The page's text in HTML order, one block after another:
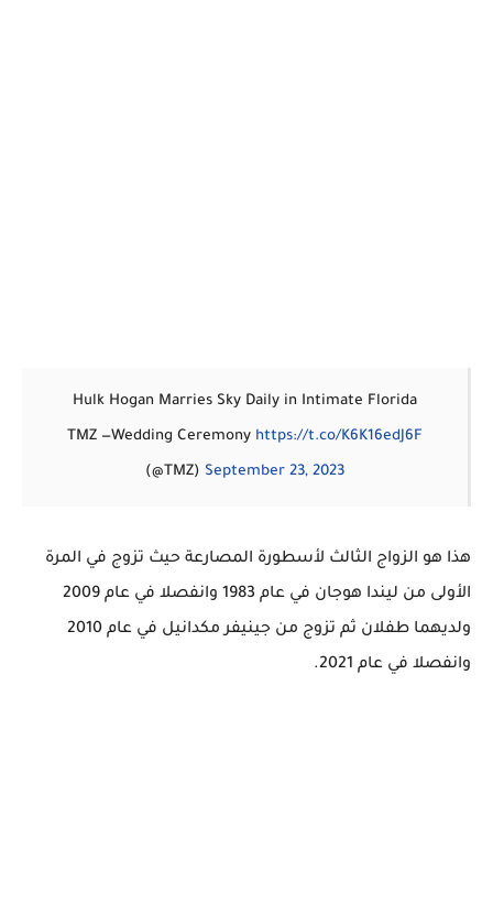
Hulk Hogan Marries Sky Daily in Intimate Florida
Wedding Ceremony https://t.co/K6K16edJ6F
— TMZ
(@TMZ) September 23, 2023
هذا هو الزواج الثالث لأسطورة المصارعة حيث تزوج في المرة
الأولى من ليندا هوجان في عام 1983 وانفصلا في عام 2009
ولديهما طفلان ثم تزوج من جينيفر مكدانيل في عام 2010
وانفصلا في عام 2021.